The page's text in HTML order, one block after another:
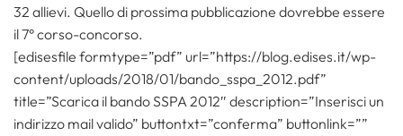
32 allievi. Quello di prossima pubblicazione dovrebbe essere
il 7° corso-concorso.
[edisesfile formtype=”pdf” url=”https://blog.edises.it/wp-
content/uploads/2018/01/bando_sspa_2012.pdf”
title=”Scarica il bando SSPA 2012″ description=”Inserisci un
indirizzo mail valido” buttontxt=”conferma” buttonlink=””